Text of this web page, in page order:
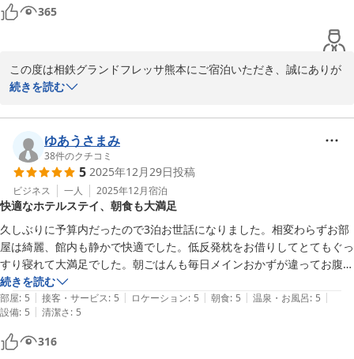
フロントスタッフ
2025-12-29
365
この度は相鉄グランドフレッサ熊本にご宿泊いただき、誠にありが
とうございました。また温かいご感想をありがとうございます。
朝食の熊本ラーメンを喜んでいただけて、大変嬉しく思っておりま
す。また、立地や朝食の内容、浴槽の広さや深さまでご満足いただ
けたとのこと、スタッフ一同大変励みになります。次回も第一候補
に挙げていただき、心より感謝申し上げます。
これからもお客様により快適なご滞在を提供できるよう努めてまい
ります。また熊本にお越しの際は、ぜひお立ち寄りくださいませ。
相鉄グランドフレッサ熊本
フロントスタッフ
相鉄グランドフレッサ 熊本
続きを読む
ゆあうさまみ
38件のクチコミ
5 2025年12月29日投稿
ビジネス 一人 2025年12月宿泊
快適なホテルステイ、朝食も大満足
久しぶりに予算内だったので3泊お世話になりました。相変わらずお部
屋は綺麗、館内も静かで快適でした。低反発枕をお借りしてとてもぐっ
すり寝れて大満足でした。朝ごはんも毎日メインおかずが違ってお腹い
っぱい大満足でした。こちらはスタッフの皆さんとても丁寧でいい方ば
かりなので安心して泊まれます。また来月お世話になります。
続きを読む
部屋: 5 | 接客・サービス: 5 | ロケーション: 5 | 朝食: 5 | 温泉・お風呂: 5 |
設備: 5 | 清潔さ: 5
316